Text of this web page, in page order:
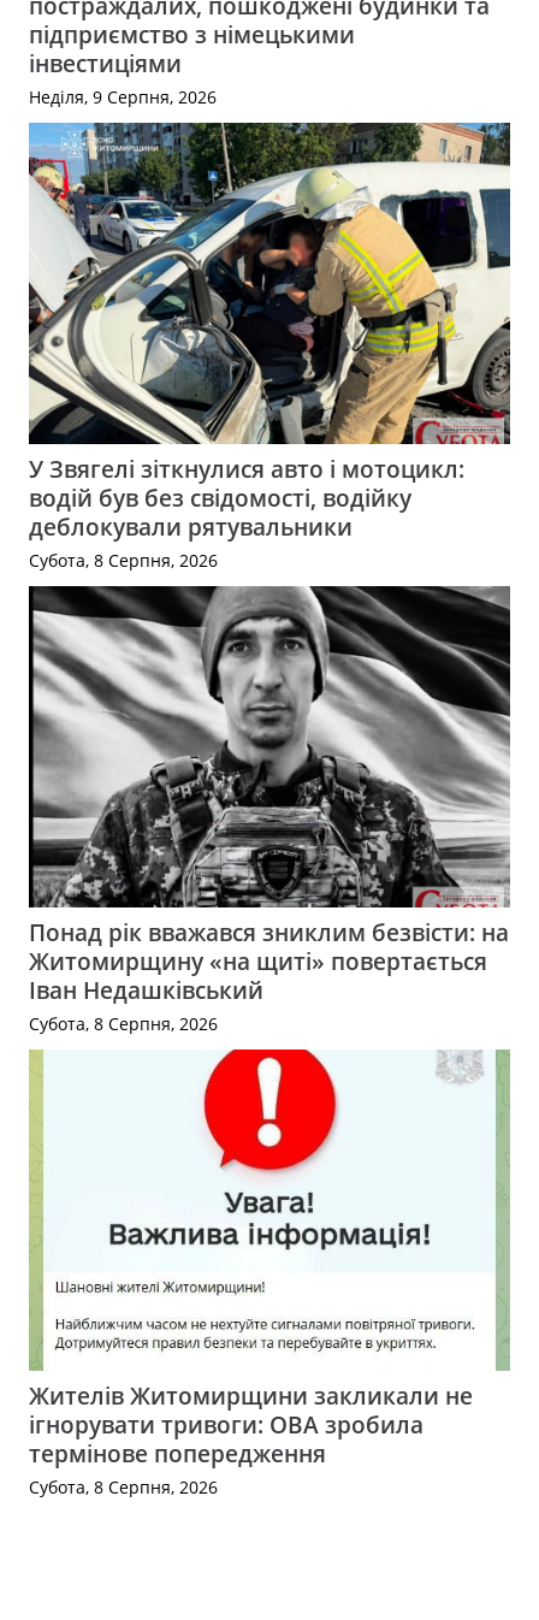
підприємство з німецькими
інвестиціями
Неділя, 9 Серпня, 2026
У Звягелі зіткнулися авто і мотоцикл:
водій був без свідомості, водійку
деблокували рятувальники
Субота, 8 Серпня, 2026
Понад рік вважався зниклим безвісти: на
Житомирщину «на щиті» повертається
Іван Недашківський
Субота, 8 Серпня, 2026
Жителів Житомирщини закликали не
ігнорувати тривоги: ОВА зробила
термінове попередження
Субота, 8 Серпня, 2026